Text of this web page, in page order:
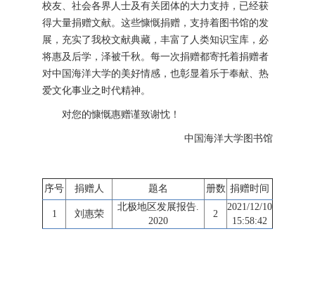
校友、社会各界人士及有关团体的大力支持，已经获
得大量捐赠文献。这些慷慨捐赠，支持着图书馆的发
展，充实了我校文献典藏，丰富了人类知识宝库，必
将惠及后学，泽被千秋。每一次捐赠都寄托着捐赠者
对中国海洋大学的美好情感，也彰显着乐于奉献、热
爱文化事业之时代精神。
对您的慷慨惠赠谨致谢忱！
中国海洋大学图书馆
序号 捐赠人 题名 册数 捐赠时间
1 刘惠荣
北极地区发展报告.
2020
2
2021/12/10
15:58:42